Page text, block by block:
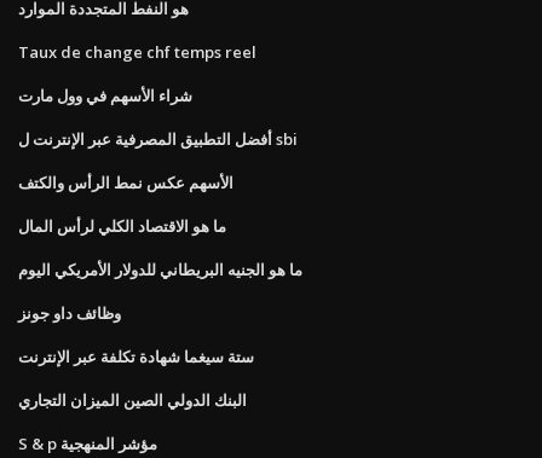
هو النفط المتجددة الموارد
Taux de change chf temps reel
شراء الأسهم في وول مارت
أفضل التطبيق المصرفية عبر الإنترنت ل sbi
الأسهم عكس نمط الرأس والكتف
ما هو الاقتصاد الكلي لرأس المال
ما هو الجنيه البريطاني للدولار الأمريكي اليوم
وظائف داو جونز
ستة سيغما شهادة تكلفة عبر الإنترنت
البنك الدولي الصين الميزان التجاري
S & p مؤشر المنهجية